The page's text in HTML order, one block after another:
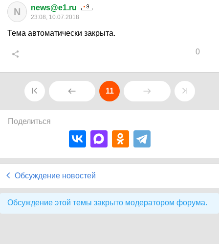
N news@e1.ru
23:08, 10.07.2018
Тема автоматически закрыта.
0
11
Поделиться
Обсуждение новостей
Обсуждение этой темы закрыто модератором форума.